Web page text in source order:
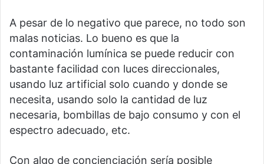
A pesar de lo negativo que parece, no todo son
malas noticias. Lo bueno es que la
contaminación lumínica se puede reducir con
bastante facilidad con luces direccionales,
usando luz artificial solo cuando y donde se
necesita, usando solo la cantidad de luz
necesaria, bombillas de bajo consumo y con el
espectro adecuado, etc.
Con algo de concienciación sería posible